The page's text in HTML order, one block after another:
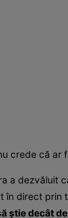
crede că ar
a dezvăluit
în direct prin
ştie decât